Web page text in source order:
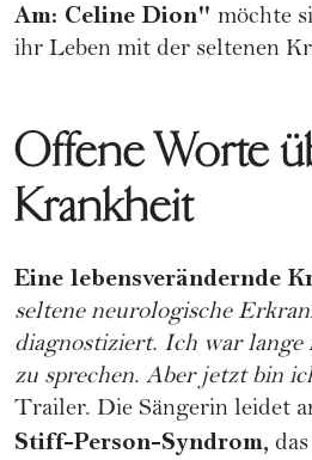
Am: Celine Dion" möchte
ihr Leben mit der seltenen
Offene Worte
Krankheit
Eine lebensverändernde
seltene neurologische
diagnostiziert. Ich war lange
zu sprechen. Aber jetzt bin
Trailer. Die Sängerin leidet
Stiff-Person-Syndrom,